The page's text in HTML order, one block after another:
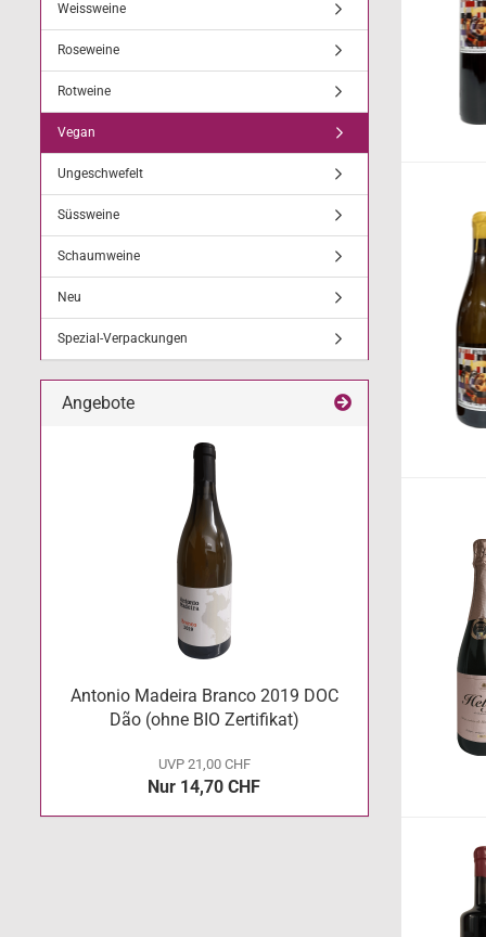
Weissweine
Roseweine
Rotweine
Vegan
Ungeschwefelt
Süssweine
Schaumweine
Neu
Spezial-Verpackungen
Angebote
Antonio Madeira Branco 2019 DOC
Dão (ohne BIO Zertifikat)
UVP 21,00 CHF
Nur 14,70 CHF